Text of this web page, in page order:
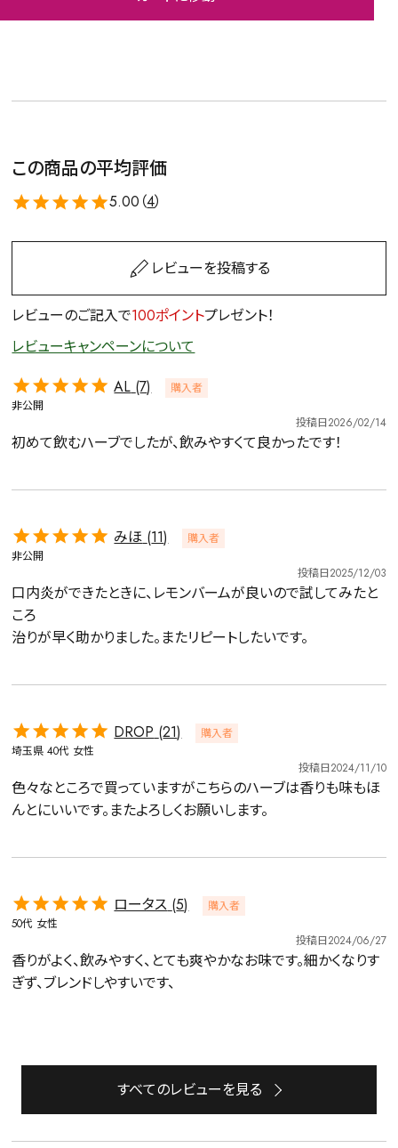
キーワードで探す
この商品の平均評価
5.00（4）
レビューを投稿する
レビューのご記入で100ポイントプレゼント！
レビューキャンペーンについて
AL 7
購入者
非公開
投稿日2026/02/14
初めて飲むハーブでしたが、飲みやすくて良かったです！
みほ 11
購入者
非公開
投稿日2025/12/03
口内炎ができたときに、レモンバームが良いので試してみたと
ころ
治りが早く助かりました。またリピートしたいです。
DROP 21
購入者
埼玉県 40代 女性
投稿日2024/11/10
色々なところで買っていますがこちらのハーブは香りも味もほ
んとにいいです。またよろしくお願いします。
ロータス 5
購入者
50代 女性
投稿日2024/06/27
香りがよく、飲みやすく、とても爽やかなお味です。細かくなりす
ぎず、ブレンドしやすいです、
すべてのレビューを見る